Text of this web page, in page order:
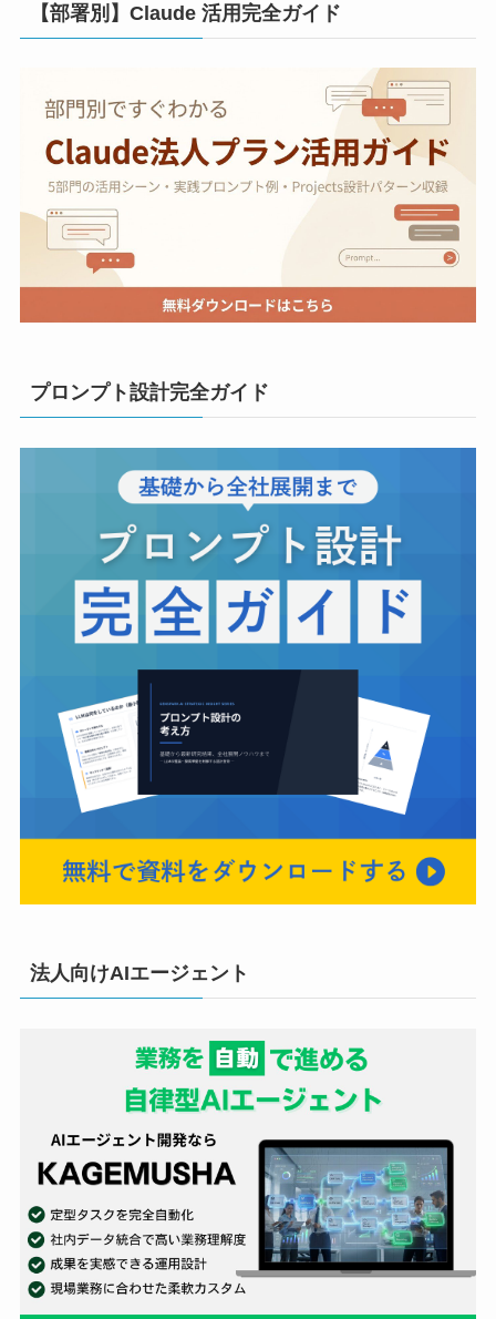
【部署別】Claude 活用完全ガイド
プロンプト設計完全ガイド
法人向けAIエージェント